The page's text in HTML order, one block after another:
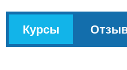
l
Курсы
(
а